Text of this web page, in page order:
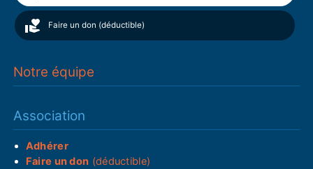
Faire un don (déductible)
Notre équipe
Association
Adhérer
Faire un don (déductible)